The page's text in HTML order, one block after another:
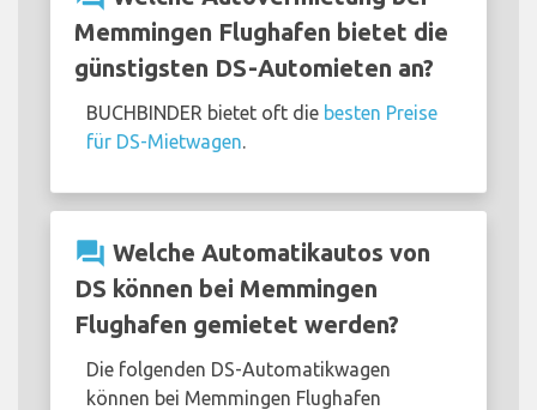
Memmingen Flughafen bietet die
günstigsten DS-Automieten an?
BUCHBINDER bietet oft die besten Preise
für DS-Mietwagen
question_answer Welche Automatikautos von
DS können bei Memmingen
Flughafen gemietet werden?
Die folgenden DS-Automatikwagen
können bei Memmingen Flughafen